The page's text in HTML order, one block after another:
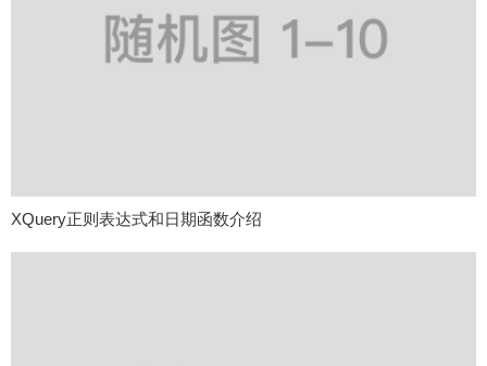
XQuery正则表达式和日期函数介绍